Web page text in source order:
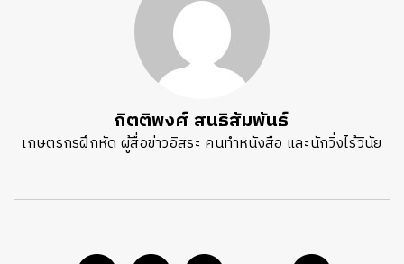
กิตติพงศ์ สนธิสัมพันธ์
เกษตรกรฝึกหัด ผู้สื่อข่าวอิสระ คนทำหนังสือ และนักวิ่งไร้วินัย